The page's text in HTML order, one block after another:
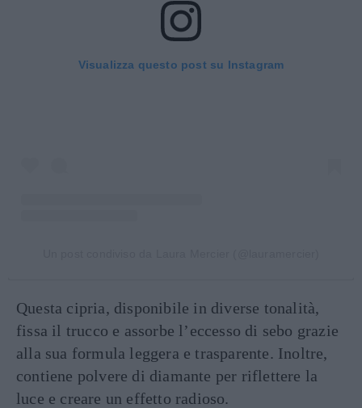
Visualizza questo post su Instagram
Questa cipria, disponibile in diverse tonalità,
fissa il trucco e assorbe l’eccesso di sebo grazie
alla sua formula leggera e trasparente. Inoltre,
contiene polvere di diamante per riflettere la
luce e creare un effetto radioso.